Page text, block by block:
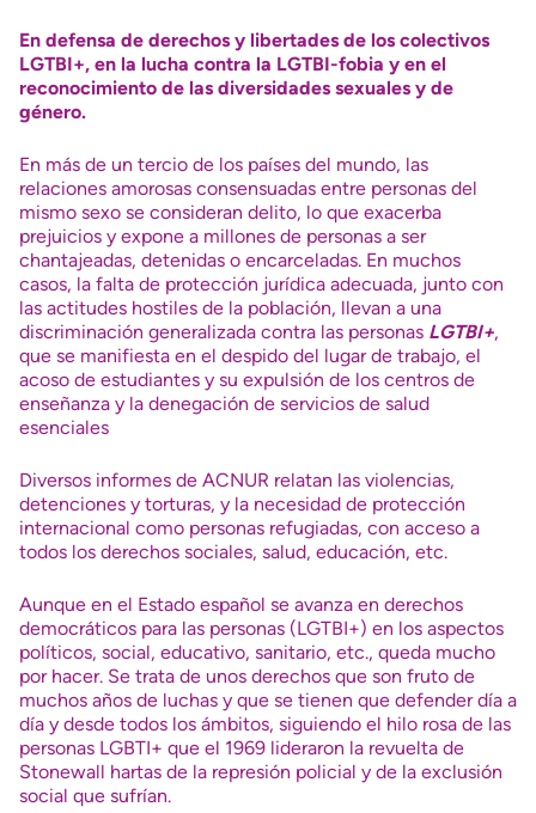
En defensa de derechos y libertades de los colectivos
LGTBI+, en la lucha contra la LGTBI-fobia y en el
reconocimiento de las diversidades sexuales y de
género.
En más de un tercio de los países del mundo, las
relaciones amorosas consensuadas entre personas del
mismo sexo se consideran delito, lo que exacerba
prejuicios y expone a millones de personas a ser
chantajeadas, detenidas o encarceladas. En muchos
casos, la falta de protección jurídica adecuada, junto con
las actitudes hostiles de la población, llevan a una
discriminación generalizada contra las personas LGTBI+,
que se manifiesta en el despido del lugar de trabajo, el
acoso de estudiantes y su expulsión de los centros de
enseñanza y la denegación de servicios de salud
esenciales
Diversos informes de ACNUR relatan las violencias,
detenciones y torturas, y la necesidad de protección
internacional como personas refugiadas, con acceso a
todos los derechos sociales, salud, educación, etc.
Aunque en el Estado español se avanza en derechos
democráticos para las personas (LGTBI+) en los aspectos
políticos, social, educativo, sanitario, etc., queda mucho
por hacer. Se trata de unos derechos que son fruto de
muchos años de luchas y que se tienen que defender día a
día y desde todos los ámbitos, siguiendo el hilo rosa de las
personas LGBTI+ que el 1969 lideraron la revuelta de
Stonewall hartas de la represión policial y de la exclusión
social que sufrían.